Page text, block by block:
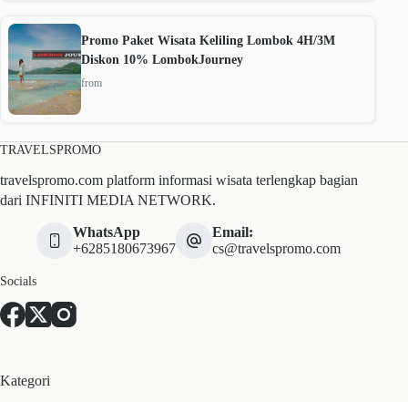
Promo Paket Wisata Keliling Lombok 4H/3M
Diskon 10% LombokJourney
from
TRAVELSPROMO
travelspromo.com platform informasi wisata terlengkap bagian
dari INFINITI MEDIA NETWORK.
WhatsApp
+6285180673967
Email:
cs@travelspromo.com
Socials
Kategori